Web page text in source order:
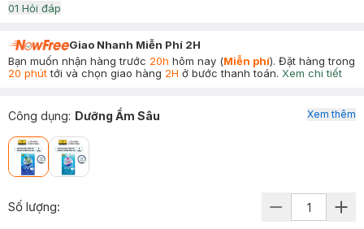
01 Hỏi đáp
Giao Nhanh Miễn Phí 2H
Bạn muốn nhận hàng trước 20h hôm nay (Miễn phí). Đặt hàng trong
20 phúttới và chọn giao hàng 2H ở bước thanh toán. Xem chi tiết
Công dụng: Dưỡng Ẩm Sâu Xem thêm
Số lượng: